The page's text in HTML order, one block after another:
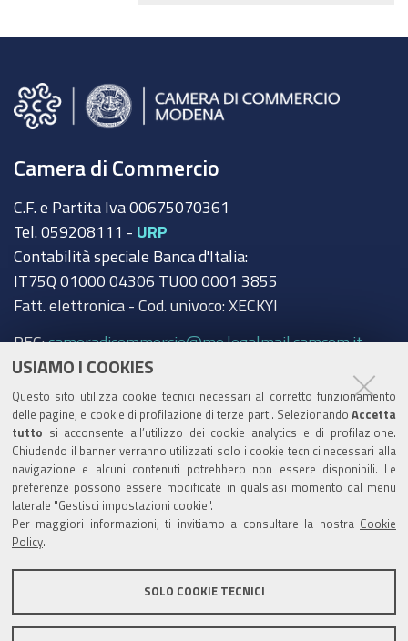
USIAMO I COOKIES
Questo sito utilizza cookie tecnici necessari al corretto funzionamento
delle pagine, e cookie di profilazione di terze parti. Selezionando Accetta
tutto si acconsente all’utilizzo dei cookie analytics e di profilazione.
Chiudendo il banner verranno utilizzati solo i cookie tecnici necessari alla
navigazione e alcuni contenuti potrebbero non essere disponibili. Le
preferenze possono essere modificate in qualsiasi momento dal menu
laterale "Gestisci impostazioni cookie".
Per maggiori informazioni, ti invitiamo a consultare la nostra Cookie
Policy
SOLO COOKIE TECNICI
Camera di Commercio
C.F. e Partita Iva 00675070361
Tel. 059208111 - URP
Contabilità speciale Banca d'Italia:
IT75Q 01000 04306 TU00 0001 3855
Fatt. elettronica - Cod. univoco: XECKYI
PEC:cameradicommercio@mo.legalmail.camcom.it
Trasparenza
Amministrazione trasparente
Albo Camerale
Pubblicità Legale
Area riservata Amministratori